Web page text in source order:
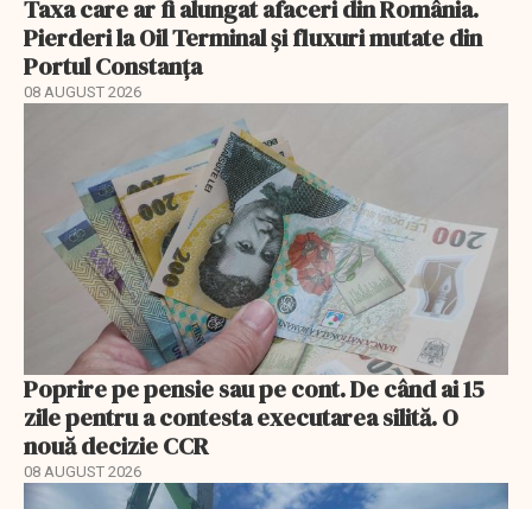
Taxa care ar fi alungat afaceri din România.
Pierderi la Oil Terminal și fluxuri mutate din
Portul Constanța
08 AUGUST 2026
Poprire pe pensie sau pe cont. De când ai 15
zile pentru a contesta executarea silită. O
nouă decizie CCR
08 AUGUST 2026